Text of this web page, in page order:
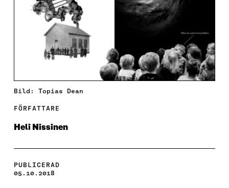
Bild: Topias Dean
FÖRFATTARE
Heli Nissinen
PUBLICERAD
05.10.2018